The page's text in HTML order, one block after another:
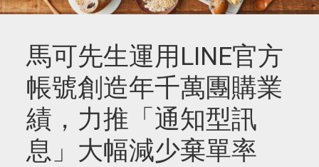
馬可先生運用LINE官方
帳號創造年千萬團購業
績，力推「通知型訊
息」大幅減少棄單率